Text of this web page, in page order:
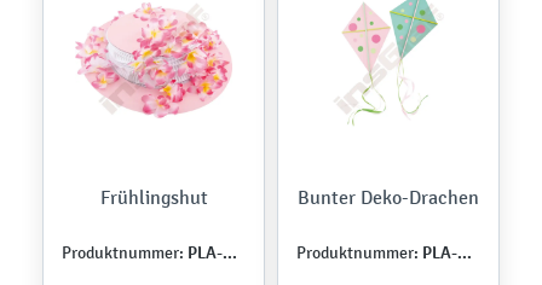
Frühlingshut
Produktnummer: PLA-WIO-0055
Bunter Deko-Drachen
Produktnummer: PLA-WIO-0059